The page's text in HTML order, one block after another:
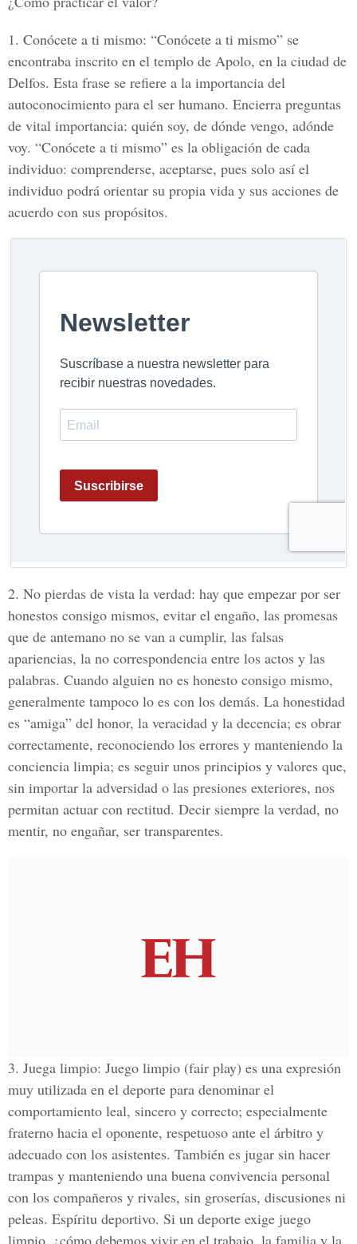
1. Conócete a ti mismo: “Conócete a ti mismo” se
encontraba inscrito en el templo de Apolo, en la ciudad de
Delfos. Esta frase se refiere a la importancia del
autoconocimiento para el ser humano. Encierra preguntas
de vital importancia: quién soy, de dónde vengo, adónde
voy. “Conócete a ti mismo” es la obligación de cada
individuo: comprenderse, aceptarse, pues solo así el
individuo podrá orientar su propia vida y sus acciones de
acuerdo con sus propósitos.
2. No pierdas de vista la verdad: hay que empezar por ser
honestos consigo mismos, evitar el engaño, las promesas
que de antemano no se van a cumplir, las falsas
apariencias, la no correspondencia entre los actos y las
palabras. Cuando alguien no es honesto consigo mismo,
generalmente tampoco lo es con los demás. La honestidad
es “amiga” del honor, la veracidad y la decencia; es obrar
correctamente, reconociendo los errores y manteniendo la
conciencia limpia; es seguir unos principios y valores que,
sin importar la adversidad o las presiones exteriores, nos
permitan actuar con rectitud. Decir siempre la verdad, no
mentir, no engañar, ser transparentes.
3. Juega limpio: Juego limpio (fair play) es una expresión
muy utilizada en el deporte para denominar el
comportamiento leal, sincero y correcto; especialmente
fraterno hacia el oponente, respetuoso ante el árbitro y
adecuado con los asistentes. También es jugar sin hacer
trampas y manteniendo una buena convivencia personal
con los compañeros y rivales, sin groserías, discusiones ni
peleas. Espíritu deportivo. Si un deporte exige juego
limpio, ¿cómo debemos vivir en el trabajo, la familia y la